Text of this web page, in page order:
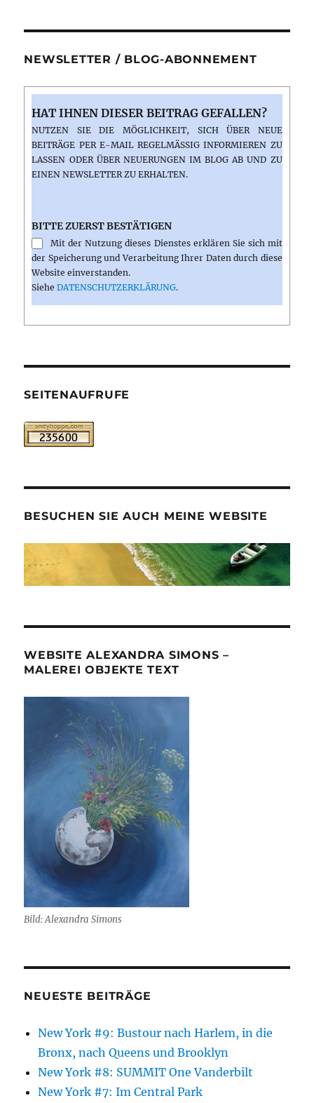
NEWSLETTER / BLOG-ABONNEMENT
HAT IHNEN DIESER BEITRAG GEFALLEN?
NUTZEN SIE DIE MÖGLICHKEIT, SICH ÜBER NEUE
BEITRÄGE PER E-MAIL REGELMÄSSIG INFORMIEREN ZU L
ASSEN ODER ÜBER NEUERUNGEN IM BLOG AB UND ZU E
INEN NEWSLETTER ZU ERHALTEN.
BITTE ZUERST BESTÄTIGEN
Mit der Nutzung dieses Dienstes erklären Sie sich mit
der Speicherung und Verarbeitung Ihrer Daten durch diese
Website einverstanden.
SieheDATENSCHUTZERKLÄRUNG.
SEITENAUFRUFE
BESUCHEN SIE AUCH MEINE WEBSITE
WEBSITE ALEXANDRA SIMONS –
MALEREI OBJEKTE TEXT
Bild: Alexandra Simons
NEUESTE BEITRÄGE
New York #9: Bustour nach Harlem, in die
Bronx, nach Queens und Brooklyn
New York #8: SUMMIT One Vanderbilt
New York #7: Im Central Park